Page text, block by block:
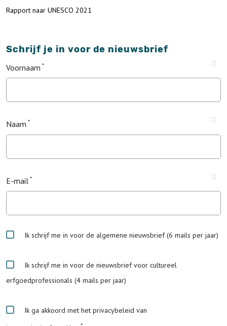
Rapport naar UNESCO 2021
Schrijf je in voor de nieuwsbrief
Voornaam
Naam
E-mail
Ik schrijf me in voor de algemene nieuwsbrief (6 mails per jaar)
Ik schrijf me in voor de nieuwsbrief voor cultureel
erfgoedprofessionals (4 mails per jaar)
Ik ga akkoord met het privacybeleid van